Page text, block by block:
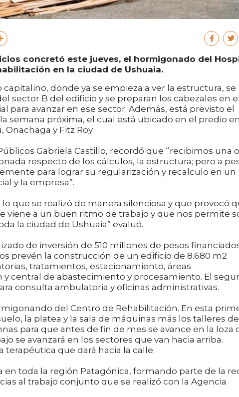
concretó este jueves, el hormigonado del
en la ciudad de Ushuaia.
donde ya se empieza a ver la estructura, se
sector B del edificio y se preparan los cabezales en el
para avanzar en ese sector. Además, está previsto el
semana próxima, el cual está ubicado en el predio
Onachaga y Fitz Roy.
Gabriela Castillo, recordó que “recibimos una
respecto de los cálculos, la estructura; pero a
para lograr su regularización y recalculo en un
y la empresa”.
que se realizó de manera silenciosa y que provocó
viene a un buen ritmo de trabajo y que nos permite
la ciudad de Ushuaia” evaluó.
de inversión de 510 millones de pesos
prevén la construcción de un edificio de 8.680 m2
tratamientos, estacionamiento, áreas
central de abastecimiento y procesamiento. El
consulta ambulatoria y oficinas administrativas.
del Centro de Rehabilitación. En esta
la platea y la sala de máquinas más los talleres de
para que antes de fin de mes se avance en la loza
se avanzará en los sectores que van hacia arriba.
que dará hacia la calle.
en toda la región Patagónica, formando parte de la
al trabajo conjunto que se realizó con la Agencia